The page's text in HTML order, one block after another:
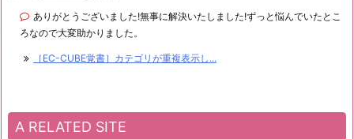
ありがとうございました!無事に解決いたしました!ずっと悩んでいたとこ
ろなので大変助かりました。
［EC-CUBE覚書］カテゴリが重複表示し...
A RELATED SITE